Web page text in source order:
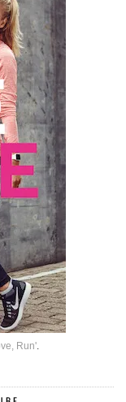
Run'.